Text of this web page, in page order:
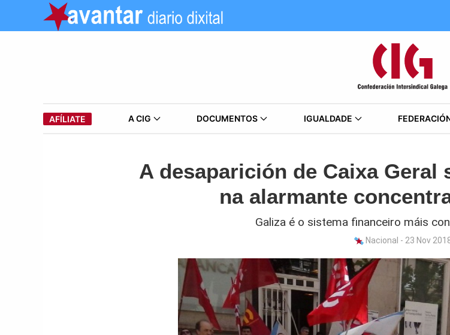
AFÍLIATE A CIG DOCUMENTOS IGUALDADE
A desaparición de Caixa Geral
na alarmante
Galiza é o sistema financeiro máis
Nacional - 23 Nov